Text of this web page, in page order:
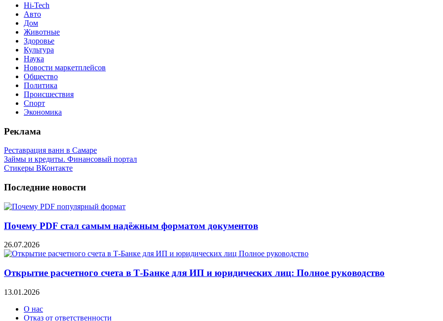
Hi-Tech
Авто
Дом
Животные
Здоровье
Культура
Наука
Новости маркетплейсов
Общество
Политика
Происшествия
Спорт
Экономика
Реклама
Реставрация ванн в Самаре
Займы и кредиты. Финансовый портал
Стикеры ВКонтакте
Последние новости
Почему PDF стал самым надёжным форматом документов
26.07.2026
Открытие расчетного счета в Т-Банке для ИП и юридических лиц: Полное руководство
13.01.2026
О нас
Отказ от ответственности